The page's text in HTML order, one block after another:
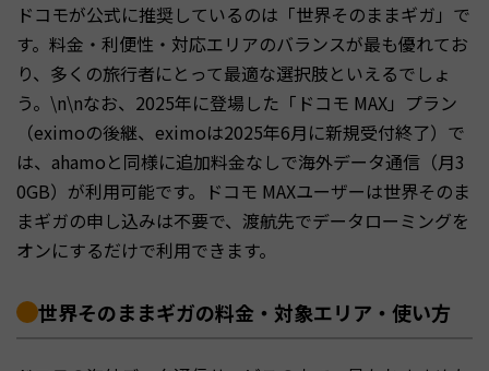
ドコモが公式に推奨しているのは「世界そのままギガ」で
す。料金・利便性・対応エリアのバランスが最も優れてお
り、多くの旅行者にとって最適な選択肢といえるでしょ
う。\n\nなお、2025年に登場した「ドコモ MAX」プラン
（eximoの後継、eximoは2025年6月に新規受付終了）で
は、ahamoと同様に追加料金なしで海外データ通信（月3
0GB）が利用可能です。ドコモ MAXユーザーは世界そのま
まギガの申し込みは不要で、渡航先でデータローミングを
オンにするだけで利用できます。
世界そのままギガの料金・対象エリア・使い方